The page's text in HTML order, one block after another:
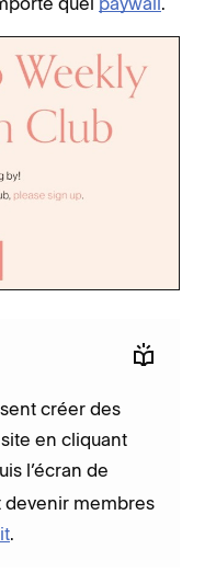
créer des
en cliquant
l’écran de
devenir membres
.